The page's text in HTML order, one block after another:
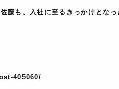
藤も、入社に至るきっかけとな
405060/